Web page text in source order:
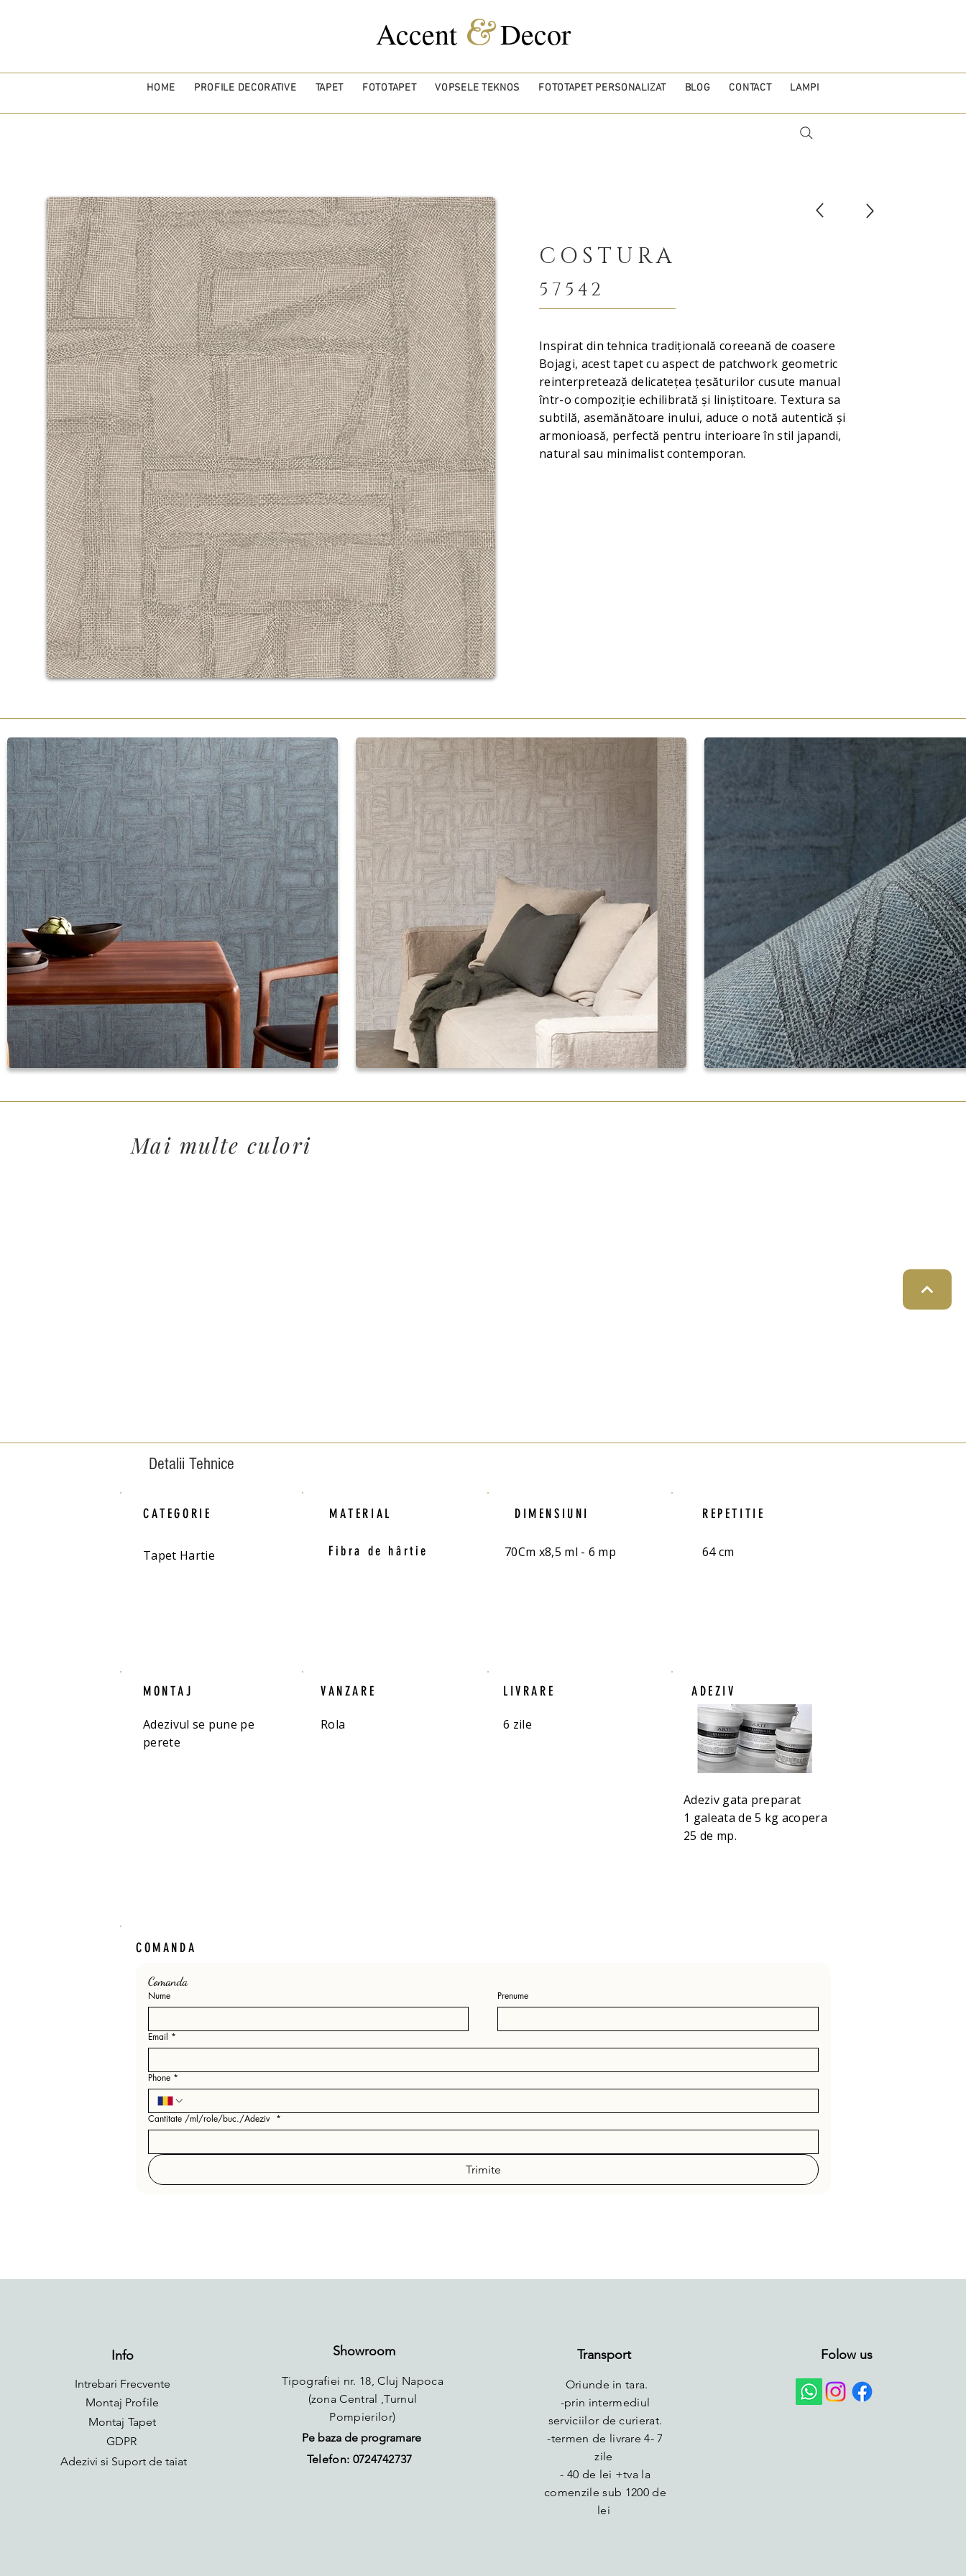
Accent &Decor
HOME PROFILE DECORATIVE TAPET FOTOTAPET VOPSELE TEKNOS FOTOTAPET PERSONALIZAT BLOG CONTACT LAMPI
COSTURA
57542
Inspirat din tehnica tradițională coreeană de coasere
Bojagi, acest tapet cu aspect de patchwork geometric
reinterpretează delicatețea țesăturilor cusute manual
într-o compoziție echilibrată și liniștitoare. Textura sa
subtilă, asemănătoare inului, aduce o notă autentică și
armonioasă, perfectă pentru interioare în stil japandi,
natural sau minimalist contemporan.
Mai multe culori
Detalii Tehnice
CATEGORIE
Tapet Hartie
MONTAJ
Adezivul se pune pe
perete
MATERIAL
Fibra de hârtie
VANZARE
Rola
DIMENSIUNI
70Cm x8,5 ml - 6 mp
LIVRARE
6 zile
REPETITIE
64 cm
ADEZIV
Adeziv gata preparat
1 galeata de 5 kg acopera
25 de mp.
COMANDA
Comanda
Nume Prenume
Email *
Phone *
Cantitate /ml/role/buc./Adeziv *
Trimite
Info
Intrebari Frecvente
Montaj Profile
Montaj Tapet
GDPR
Adezivi si Suport de taiat
Showroom
Tipografiei nr. 18, Cluj Napoca
(zona Central ,Turnul
Pompierilor)
Pe baza de programare
Telefon: 0724742737
Transport
Oriunde in tara.
-prin intermediul
serviciilor de curierat.
-termen de livrare 4- 7
zile
- 40 de lei +tva la
comenzile sub 1200 de
lei
Folow us